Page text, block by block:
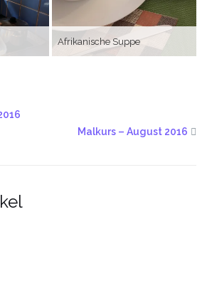
Afrikanische Suppe
Malkurs – August 2016